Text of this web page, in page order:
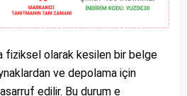
fiziksel olarak kesilen bir belge
ve depolama için
edilir. Bu durum e